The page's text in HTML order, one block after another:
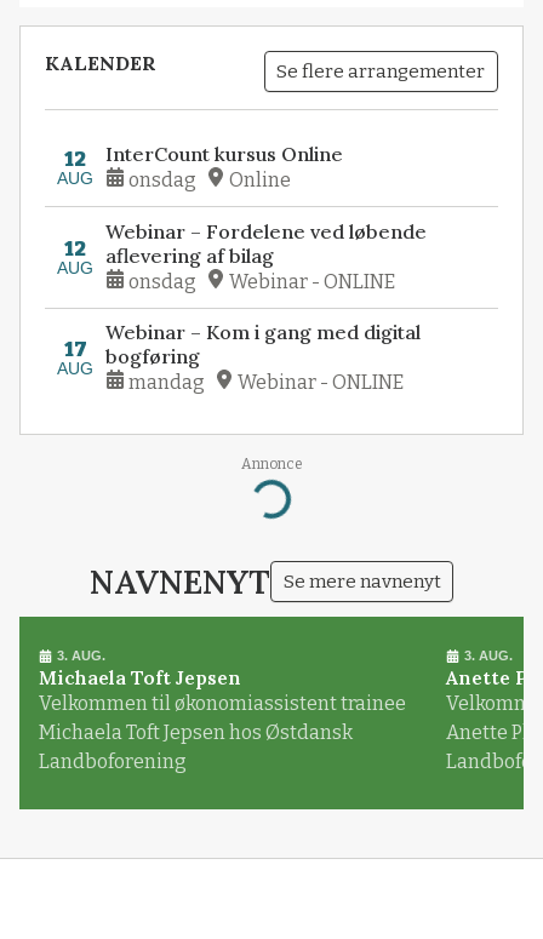
KALENDER Se flere arrangementer
12
AUG
InterCount kursus Online
onsdag Online
12
AUG
Webinar – Fordelene ved løbende
aflevering af bilag
onsdag Webinar - ONLINE
17
AUG
Webinar – Kom i gang med digital
bogføring
mandag Webinar - ONLINE
Annonce
Loading...
NAVNENYT Se mere navnenyt
3. AUG.
Michaela Toft Jepsen
Velkommen til økonomiassistent trainee
Michaela Toft Jepsen hos Østdansk
Landboforening
3. AUG.
Anette
Anette